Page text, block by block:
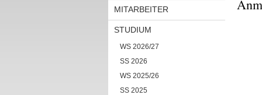
MITARBEITER
STUDIUM
WS 2026/27
SS 2026
WS 2025/26
SS 2025